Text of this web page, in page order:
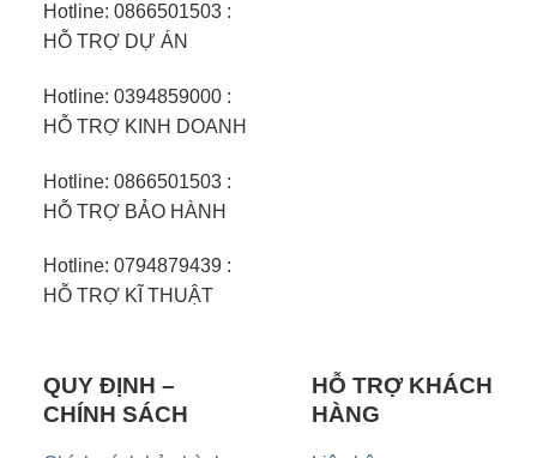
Hotline: 0866501503 :
HỖ TRỢ DỰ ÁN
Hotline: 0394859000 :
HỖ TRỢ KINH DOANH
Hotline: 0866501503 :
HỖ TRỢ BẢO HÀNH
Hotline: 0794879439 :
HỖ TRỢ KĨ THUẬT
QUY ĐỊNH –
CHÍNH SÁCH
HỖ TRỢ KHÁCH
HÀNG